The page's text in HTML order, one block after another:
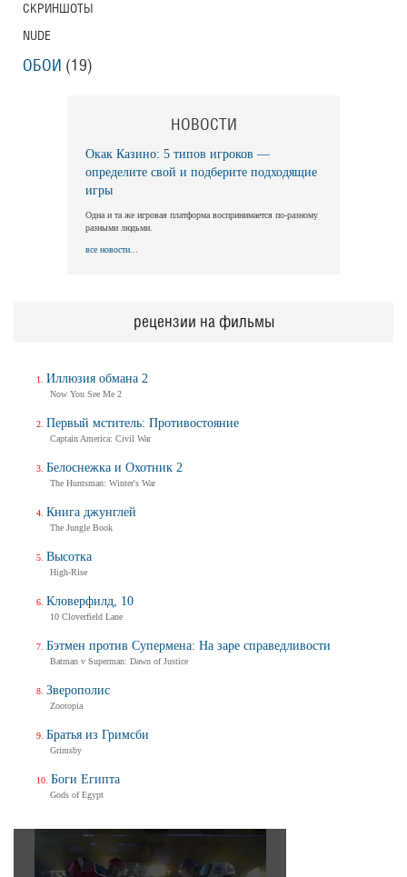
СКРИНШОТЫ
NUDE
ОБОИ (19)
НОВОСТИ
Окак Казино: 5 типов игроков —
определите свой и подберите подходящие
игры
Одна и та же игровая платформа воспринимается по-разному
разными людьми.
все новости...
рецензии на фильмы
Иллюзия обмана 2
Now You See Me 2
Первый мститель: Противостояние
Captain America: Civil War
Белоснежка и Охотник 2
The Huntsman: Winter's War
Книга джунглей
The Jungle Book
Высотка
High-Rise
Кловерфилд, 10
10 Cloverfield Lane
Бэтмен против Супермена: На заре справедливости
Batman v Superman: Dawn of Justice
Зверополис
Zootopia
Братья из Гримсби
Grimsby
Боги Египта
Gods of Egypt